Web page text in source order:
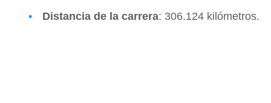
Distancia de la carrera: 306.124 kilómetros.